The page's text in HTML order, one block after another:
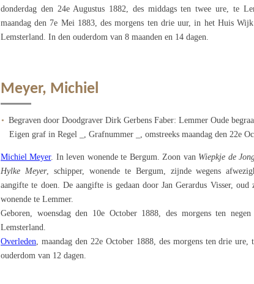
donderdag den 24e Augustus 1882, des middags ten twee ure, te
maandag den 7e Mei 1883, des morgens ten drie uur, in het Huis
Lemsterland. In den ouderdom van 8 maanden en 14 dagen.
Meyer, Michiel
Begraven door Doodgraver Dirk Gerbens Faber: Lemmer Oude
Eigen graf in Regel _, Grafnummer _, omstreeks maandag den 22e
Michiel Meyer. In leven wonende te Bergum. Zoon van Wiepkje de
Hylke Meyer, schipper, wonende te Bergum, zijnde wegens
aangifte te doen. De aangifte is gedaan door Jan Gerardus Visser, oud
wonende te Lemmer.
Geboren, woensdag den 10e October 1888, des morgens ten
Lemsterland.
Overleden, maandag den 22e October 1888, des morgens ten drie
ouderdom van 12 dagen.